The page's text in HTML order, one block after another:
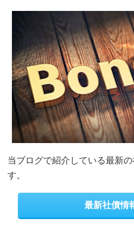
当ブログで紹介している最新
す。
最新社債情